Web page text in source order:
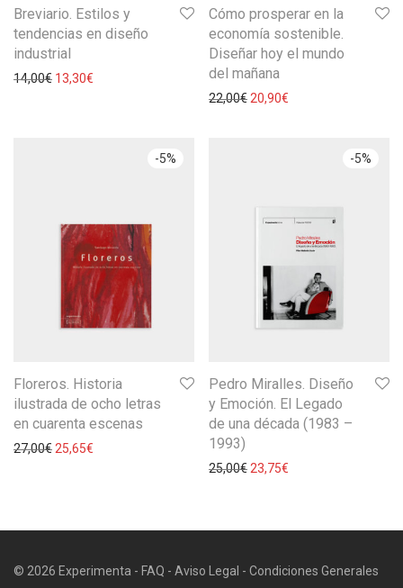
Breviario. Estilos y
tendencias en diseño
industrial
14,00€ 13,30€
Cómo prosperar en la
economía sostenible.
Diseñar hoy el mundo
del mañana
22,00€ 20,90€
-5%
Floreros. Historia
ilustrada de ocho letras
en cuarenta escenas
27,00€ 25,65€
-5%
Pedro Miralles. Diseño
y Emoción. El Legado
de una década (1983 –
1993)
25,00€ 23,75€
© 2026 Experimenta - FAQ - Aviso Legal - Condiciones Generales